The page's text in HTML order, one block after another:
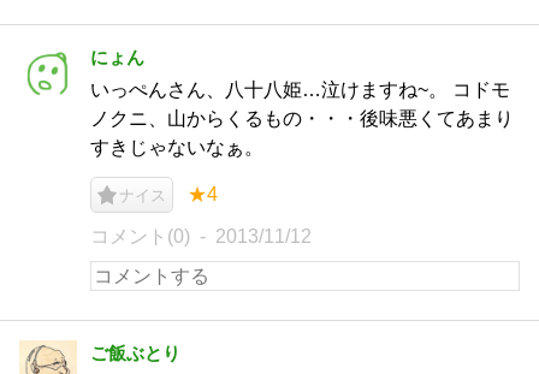
にょん
いっぺんさん、八十八姫…泣けますね~。 コドモ
ノクニ、山からくるもの・・・後味悪くてあまり
すきじゃないなぁ。
ナイス ★4
コメント(0) 2013/11/12
ご飯ぶとり